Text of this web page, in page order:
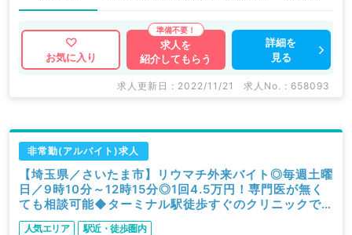
お気に入り
求人を
紹介してもらう
詳細を
見る
求人更新日 : 2022/11/21 求人No. : 658093
非常勤(アルバイト)求人
【埼玉県／さいたま市】リウマチ外来バイト◎毎週土曜
日／9時10分～12時15分◎1回4.5万円！専門医が無く
ても相談可能◆ターミナル駅徒歩すぐのクリニックで
す（膠原病内科・リウマチ科・整形外科／非常勤）
人気エリア 駅近・徒歩圏内